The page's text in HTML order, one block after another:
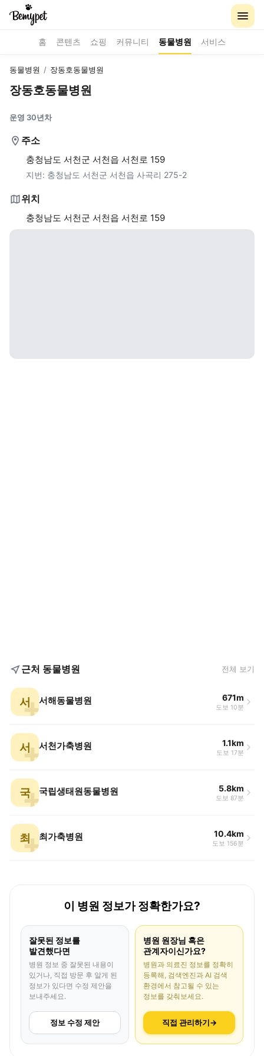
홈 콘텐츠 쇼핑 커뮤니티 동물병원 서비스
동물병원 / 장동호동물병원
장동호동물병원
운영 30년차
주소
충청남도 서천군 서천읍 서천로 159
지번: 충청남도 서천군 서천읍 사곡리 275-2
위치
충청남도 서천군 서천읍 서천로 159
근처 동물병원 전체 보기
서 서해동물병원 671m
도보 10분
서 서천가축병원 1.1km
도보 17분
국 국립생태원동물병원 5.8km
도보 87분
최 최가축병원 10.4km
도보 156분
이 병원 정보가 정확한가요?
잘못된 정보를
발견했다면
병원 정보 중 잘못된 내용이
있거나, 직접 방문 후 알게 된
정보가 있다면 수정 제안을
보내주세요.
정보 수정 제안
병원 원장님 혹은
관계자이신가요?
병원과 의료진 정보를 정확히
등록해, 검색엔진과 AI 검색
환경에서 참고될 수 있는
정보를 갖춰보세요.
직접 관리하기→